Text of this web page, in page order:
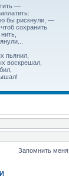
—
бы рискнули, —
сохранить
пьянил,
воскрешал,
Запомнить меня